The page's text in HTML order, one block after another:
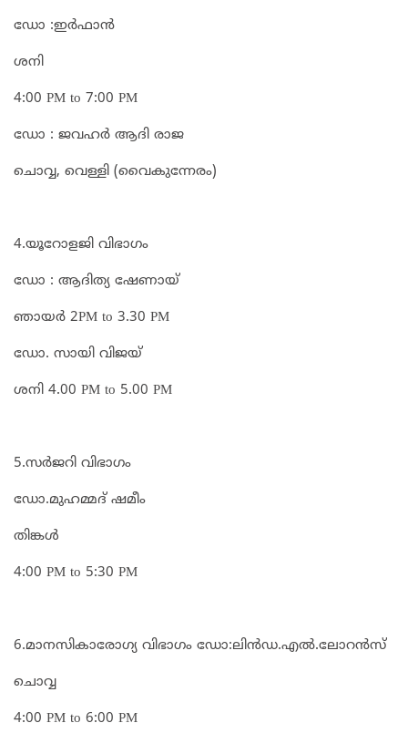
ഡോ :ഇർഫാൻ
ശനി
4:00 PM to 7:00 PM
ഡോ : ജവഹർ ആദി രാജ
ചൊവ്വ, വെള്ളി (വൈകുന്നേരം)
4.യൂറോളജി വിഭാഗം
ഡോ : ആദിത്യ ഷേണായ്
ഞായർ 2PM to 3.30 PM
ഡോ. സായി വിജയ്
ശനി 4.00 PM to 5.00 PM
5.സർജറി വിഭാഗം
ഡോ.മുഹമ്മദ്‌ ഷമീം
തിങ്കൾ
4:00 PM to 5:30 PM
6.മാനസികാരോഗ്യ വിഭാഗം ഡോ:ലിൻഡ.എൽ.ലോറൻസ്
ചൊവ്വ
4:00 PM to 6:00 PM